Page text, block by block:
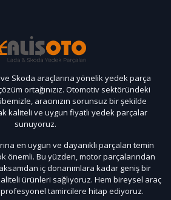
Skoda araçlarına yönelik yedek parça
ortağınızız. Otomotiv sektöründeki
aracınızın sorunsuz bir şekilde
kaliteli ve uygun fiyatlı yedek parçalar
sunuyoruz.
en uygun ve dayanıklı parçaları temin
önemli. Bu yüzden, motor parçalarından
iç donanımlara kadar geniş bir
ürünleri sağlıyoruz. Hem bireysel araç
tamircilere hitap ediyoruz.